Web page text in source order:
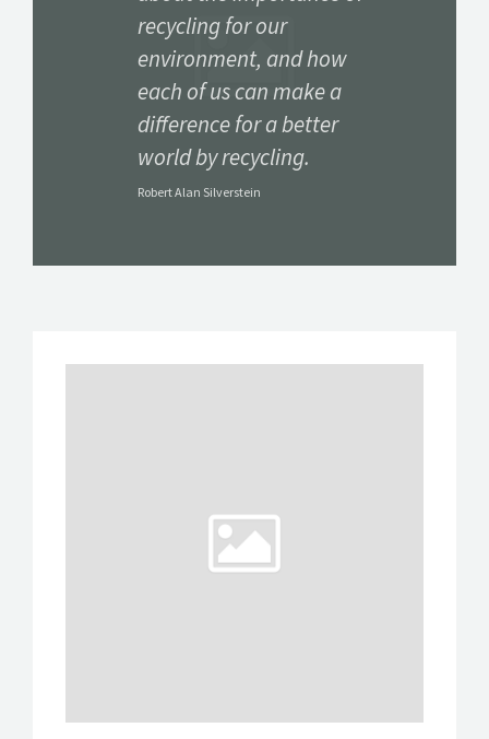
recycling for our
environment, and how
each of us can make a
difference for a better
world by recycling.
Robert Alan Silverstein